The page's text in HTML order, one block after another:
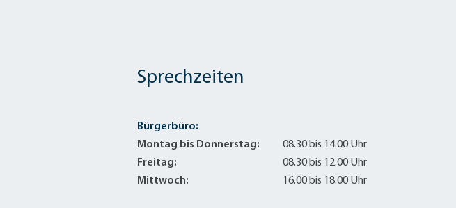
Sprechzeiten
Bürgerbüro:
Montag bis Donnerstag:
08.30 bis 14.00 Uhr
Freitag:
08.30 bis 12.00 Uhr
Mittwoch:
16.00 bis 18.00 Uhr